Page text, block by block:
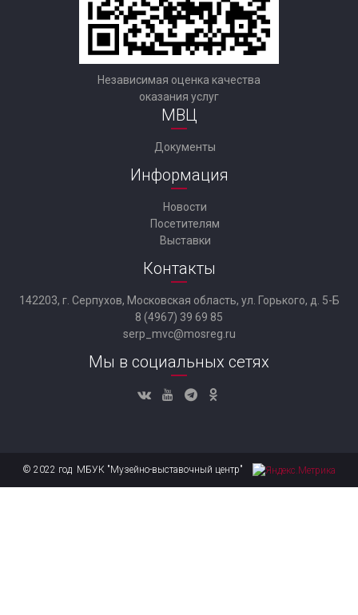
Независимая оценка качества
оказания услуг
МВЦ
Документы
Информация
Новости
Посетителям
Выставки
Контакты
142203, г. Серпухов, Московская область, ул. Горького, д. 5-Б
8 (4967) 39 69 85
serp_mvc@mosreg.ru
Мы в социальных сетях
© 2022 год МБУК "Музейно-выставочный центр"